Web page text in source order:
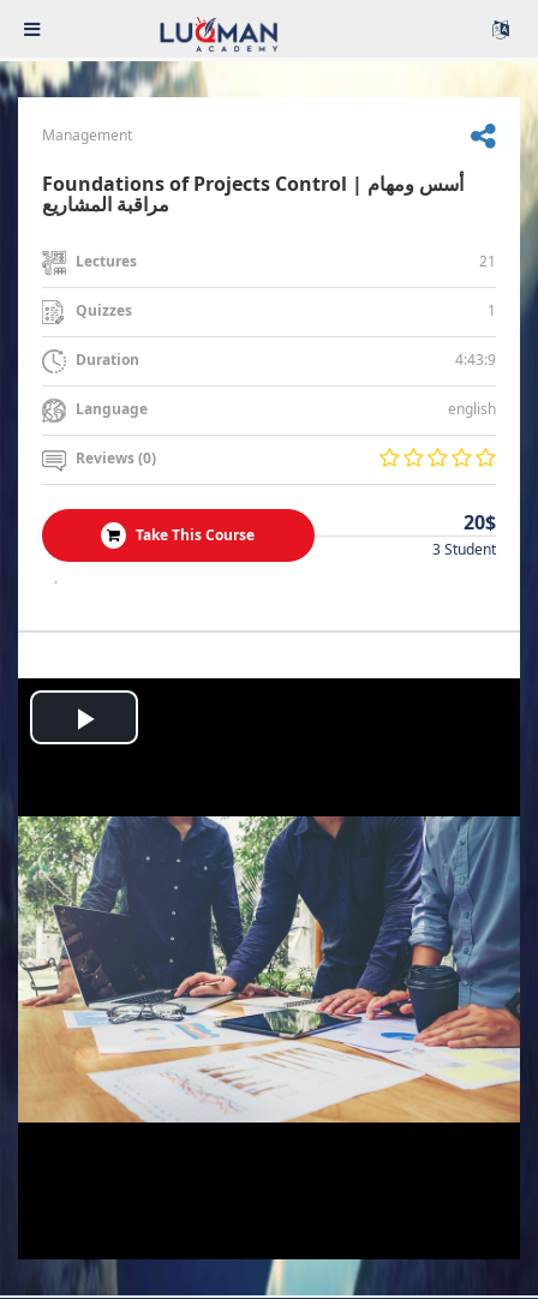
Management
Foundations of Projects Control | أسس ومهام
مراقبة المشاريع
Lectures 21
Quizzes 1
Duration 4:43:9
Language english
Reviews (0)
Take This Course 20$
3 Student
.
Play